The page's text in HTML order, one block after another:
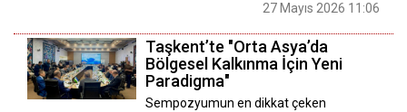
27 Mayıs 2026 11:06
Taşkent’te "Orta Asya’da
Bölgesel Kalkınma İçin Yeni
Paradigma"
Sempozyumun en dikkat çeken